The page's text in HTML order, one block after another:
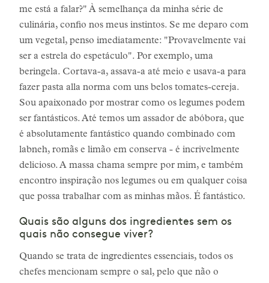
me está a falar?" À semelhança da minha série de
culinária, confio nos meus instintos. Se me deparo com
um vegetal, penso imediatamente: "Provavelmente vai
ser a estrela do espetáculo". Por exemplo, uma
beringela. Cortava-a, assava-a até meio e usava-a para
fazer pasta alla norma com uns belos tomates-cereja.
Sou apaixonado por mostrar como os legumes podem
ser fantásticos. Até temos um assador de abóbora, que
é absolutamente fantástico quando combinado com
labneh, romãs e limão em conserva - é incrivelmente
delicioso. A massa chama sempre por mim, e também
encontro inspiração nos legumes ou em qualquer coisa
que possa trabalhar com as minhas mãos. É fantástico.
Quais são alguns dos ingredientes sem os
quais não consegue viver?
Quando se trata de ingredientes essenciais, todos os
chefes mencionam sempre o sal, pelo que não o